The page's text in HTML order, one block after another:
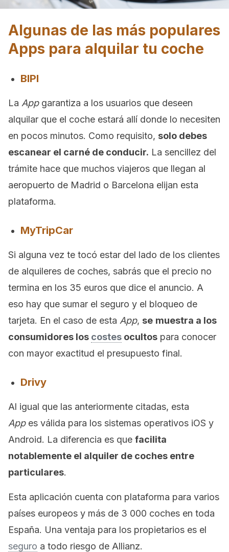
Algunas de las más populares
Apps para alquilar tu coche
BIPI
La Appgarantiza a los usuarios que deseen
alquilar que el coche estará allí donde lo necesiten
en pocos minutos. Como requisito, solo debes
escanear el carné de conducir. La sencillez del
trámite hace que muchos viajeros que llegan al
aeropuerto de Madrid o Barcelona elijan esta
plataforma.
MyTripCar
Si alguna vez te tocó estar del lado de los clientes
de alquileres de coches, sabrás que el precio no
termina en los 35 euros que dice el anuncio. A
eso hay que sumar el seguro y el bloqueo de
tarjeta. En el caso de esta App, se muestra a los
consumidores los costes ocultos para conocer
con mayor exactitud el presupuesto final.
Drivy
Al igual que las anteriormente citadas, esta
Appes válida para los sistemas operativos iOS y
Android. La diferencia es que facilita
notablemente el alquiler de coches entre
particulares.
Esta aplicación cuenta con plataforma para varios
países europeos y más de 3 000 coches en toda
España. Una ventaja para los propietarios es el
seguro a todo riesgo de Allianz.